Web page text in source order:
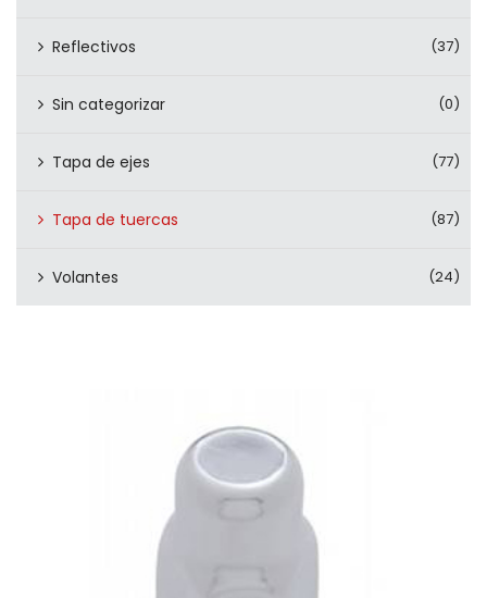
Reflectivos (37)
Sin categorizar (0)
Tapa de ejes (77)
Tapa de tuercas (87)
Volantes (24)